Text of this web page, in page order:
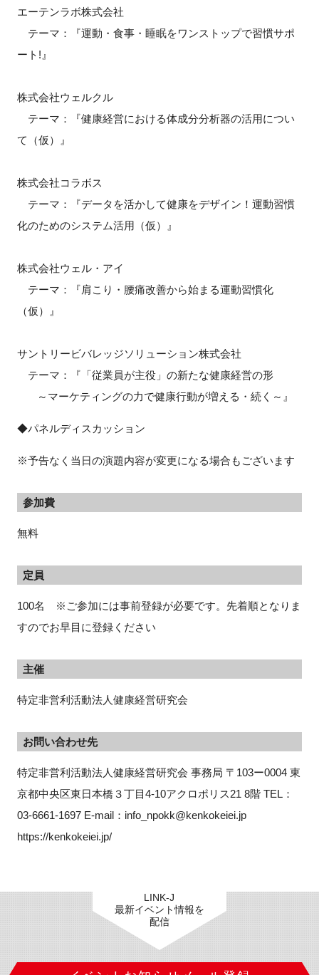
エーテンラボ株式会社
テーマ：『運動・食事・睡眠をワンストップで習慣サポ
ート!』
株式会社ウェルクル
テーマ：『健康経営における体成分分析器の活用につい
て（仮）』
株式会社コラボス
テーマ：『データを活かして健康をデザイン！運動習慣
化のためのシステム活用（仮）』
株式会社ウェル・アイ
テーマ：『肩こり・腰痛改善から始まる運動習慣化
（仮）』
サントリービバレッジソリューション株式会社
テーマ：『「従業員が主役」の新たな健康経営の形
～マーケティングの力で健康行動が増える・続く～』
◆パネルディスカッション
※予告なく当日の演題内容が変更になる場合もございます
参加費
無料
定員
100名 ※ご参加には事前登録が必要です。先着順となりま
すのでお早目に登録ください
主催
特定非営利活動法人健康経営研究会
お問い合わせ先
特定非営利活動法人健康経営研究会 事務局 〒103ー0004 東
京都中央区東日本橋３丁目4-10アクロポリス21 8階 TEL：
03-6661-1697 E-mail：info_npokk@kenkokeiei.jp
https://kenkokeiei.jp/
LINK-J
最新イベント情報を
配信